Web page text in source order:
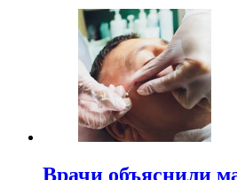
Врачи объяснили